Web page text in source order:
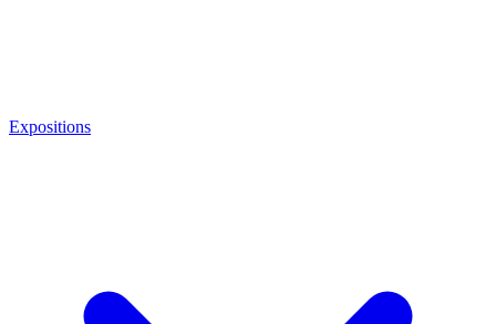
Expositions